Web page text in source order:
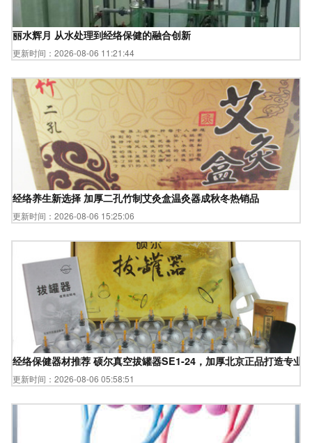
丽水辉月 从水处理到经络保健的融合创新
更新时间：2026-08-06 11:21:44
经络养生新选择 加厚二孔竹制艾灸盒温灸器成秋冬热销品
更新时间：2026-08-06 15:25:06
经络保健器材推荐 硕尔真空拔罐器SE1-24，加厚北京正品打造专业
更新时间：2026-08-06 05:58:51